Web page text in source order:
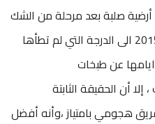
صلبة بعد مرحلة من الشك
كادت أن تهوي بالفريق بموسم 2015 الى الدرجة التي لم تطأها
عن طبخات
أن الحقيقة الثابتة
هجومي بامتياز ،وأنه أفضل